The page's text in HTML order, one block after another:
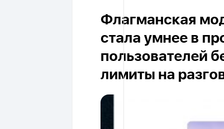
Флагманская
стала умнее в
пользователей
лимиты на